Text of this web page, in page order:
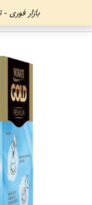
بازار